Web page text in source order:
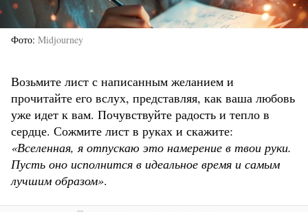
Фото Midjourney
Возьмите лист с написанным желанием и
прочитайте его вслух, представляя, как ваша любовь
уже идет к вам. Почувствуйте радость и тепло в
сердце. Сожмите лист в руках и скажите:
«Вселенная, я отпускаю это намерение в твои руки.
Пусть оно исполнится в идеальное время и самым
лучшим образом».